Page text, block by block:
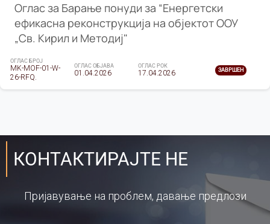
Оглас за Барање понуди за “Енергетски
ефикасна реконструкција на објектот ООУ
„Св. Кирил и Методиј"
ОГЛАС БРОЈ
MK-MOF-01-W-
26-RFQ.
ОГЛАС ОБЈАВА
01.04.2026
ОГЛАС РОК
17.04.2026 ЗАВРШЕН
КОНТАКТИРАЈТЕ НЕ
Пријавување на проблем, давање предлози